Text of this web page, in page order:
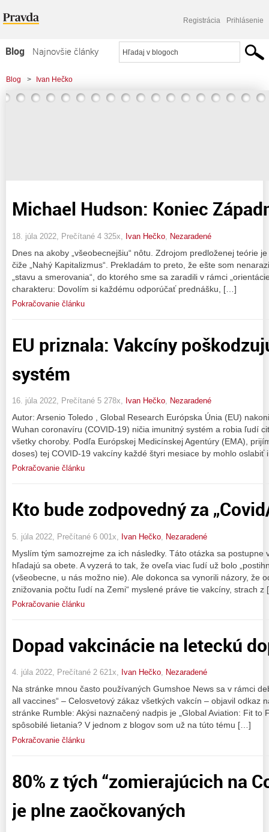
Registrácia Prihlásenie
Blog
Najnovšie články
Najčítanejšie články
Najkomentovanejšie články
Blog > Ivan Hečko
Michael Hudson: Koniec
18. júla 2022, Prečítané 4 325x, Ivan Hečko Nezaradené
Dnes na akoby „všeobecnejšiu“ nôtu. Zdrojom predloženej teórie
čiže „Nahý Kapitalizmus“. Prekladám to preto, že ešte som
„stavu a smerovania“, do ktorého sme sa zaradili v rámci
charakteru: Dovolím si každému odporúčať prednášku, […]
Pokračovanie článku
EU priznala: Vakcíny
systém
16. júla 2022, Prečítané 5 278x, Ivan Hečko, Nezaradené
Autor: Arsenio Toledo , Global Research Európska Únia (EU)
Wuhan coronavíru (COVID-19) ničia imunitný systém a robia ľudí
všetky choroby. Podľa Európskej Medicínskej Agentúry (EMA),
doses) tej COVID-19 vakcíny každé štyri mesiace by mohlo
Pokračovanie článku
Kto bude zodpovedný za
5. júla 2022, Prečítané 6 001x, Ivan Hečko Nezaradené
Myslím tým samozrejme za ich následky. Táto otázka sa postupne
hľadajú sa obete. A vyzerá to tak, že oveľa viac ľudí už bolo
(všeobecne, u nás možno nie). Ale dokonca sa vynorili názory, že
znižovania počtu ľudí na Zemi“ myslené práve tie vakcíny, strach
Pokračovanie článku
Dopad vakcinácie na leteckú
4. júla 2022, Prečítané 2 621x, Ivan Hečko, Nezaradené
Na stránke mnou často používaných Gumshoe News sa v rámci
all vaccines“ – Celosvetový zákaz všetkých vakcín – objavil odkaz
stránke Rumble: Akýsi naznačený nadpis je „Global Aviation: Fit to
spôsobilé lietania? V jednom z blogov som už na túto tému […]
Pokračovanie článku
80% z tých “zomierajúcich na
je plne zaočkovaných